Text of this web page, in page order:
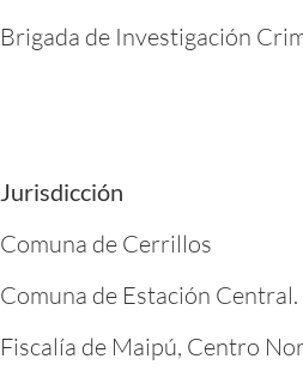
Brigada de Investigación
Jurisdicción
Comuna de Cerrillos
Comuna de Estación Central.
Fiscalía de Maipú, Centro